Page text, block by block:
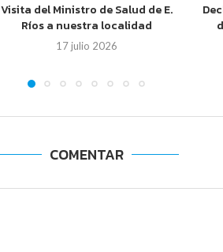
Visita del Ministro de Salud de E.
Ríos a nuestra localidad
17 julio 2026
COMENTAR